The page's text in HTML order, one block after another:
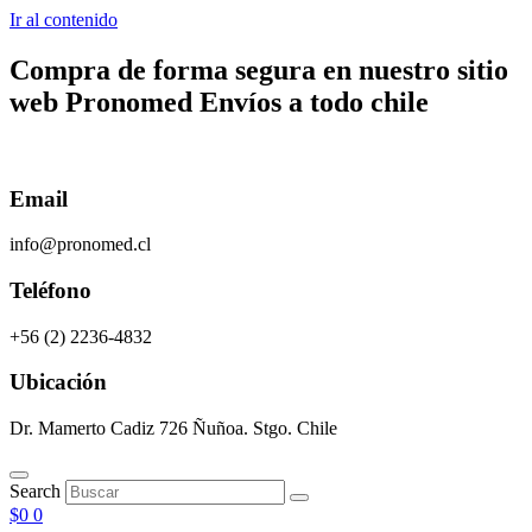
Ir al contenido
Compra de forma segura en nuestro sitio
web Pronomed Envíos a todo chile
Email
info@pronomed.cl
Teléfono
+56 (2) 2236-4832
Ubicación
Dr. Mamerto Cadiz 726 Ñuñoa. Stgo. Chile
Search
$0 0